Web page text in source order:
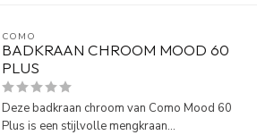
COMO
BADKRAAN CHROOM MOOD 60
PLUS
Deze badkraan chroom van Como Mood 60
Plus is een stijlvolle mengkraan...